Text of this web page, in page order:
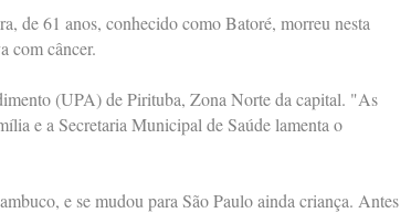
de 61 anos, conhecido como Batoré, morreu nesta
com câncer.
(UPA) de Pirituba, Zona Norte da capital. "As
e a Secretaria Municipal de Saúde lamenta o
e se mudou para São Paulo ainda criança. Antes